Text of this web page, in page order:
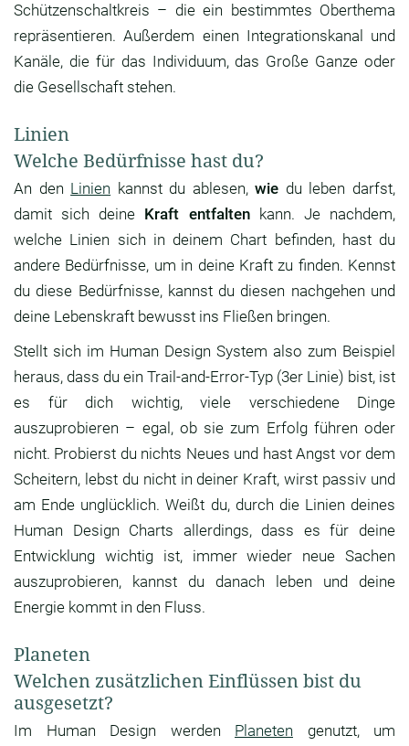
Schützenschaltkreis – die ein bestimmtes Oberthema
repräsentieren. Außerdem einen Integrationskanal und
Kanäle, die für das Individuum, das Große Ganze oder
die Gesellschaft stehen.
Linien
Welche Bedürfnisse hast du?
An den Linien kannst du ablesen,wie du leben darfst,
damit sich deine Kraft entfaltenkann. Je nachdem,
welche Linien sich in deinem Chart befinden, hast du
andere Bedürfnisse, um in deine Kraft zu finden. Kennst
du diese Bedürfnisse, kannst du diesen nachgehen und
deine Lebenskraft bewusst ins Fließen bringen.
Stellt sich im Human Design System also zum Beispiel
heraus, dass du ein Trail-and-Error-Typ (3er Linie) bist, ist
es für dich wichtig, viele verschiedene Dinge
auszuprobieren – egal, ob sie zum Erfolg führen oder
nicht. Probierst du nichts Neues und hast Angst vor dem
Scheitern, lebst du nicht in deiner Kraft, wirst passiv und
am Ende unglücklich. Weißt du, durch die Linien deines
Human Design Charts allerdings, dass es für deine
Entwicklung wichtig ist, immer wieder neue Sachen
auszuprobieren, kannst du danach leben und deine
Energie kommt in den Fluss.
Planeten
Welchen zusätzlichen Einflüssen bist du
ausgesetzt?
Im Human Design werden Planeten genutzt, um